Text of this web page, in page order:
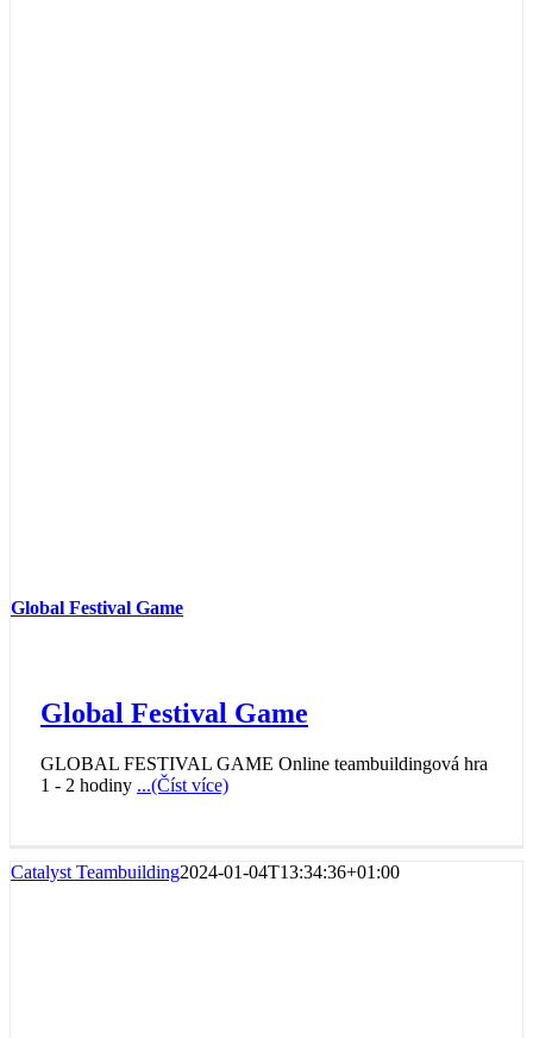
Global Festival Game
Global Festival Game
GLOBAL FESTIVAL GAME Online teambuildingová hra
1 - 2 hodiny ...(Číst více)
Catalyst Teambuilding2024-01-04T13:34:36+01:00